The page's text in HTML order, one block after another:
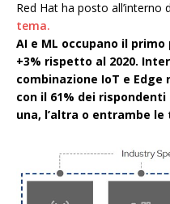
Red Hat ha posto all’interno
tema.
AI e ML occupano il primo
+3% rispetto al 2020.
combinazione IoT e
con il 61% dei
una, l’altra o entrambe